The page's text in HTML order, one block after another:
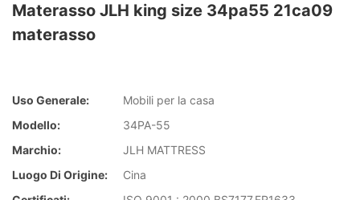
Materasso JLH king size 34pa55 21ca09
materasso
Uso Generale:
Mobili per la casa
Modello:
34PA-55
Marchio:
JLH MATTRESS
Luogo Di Origine:
Cina